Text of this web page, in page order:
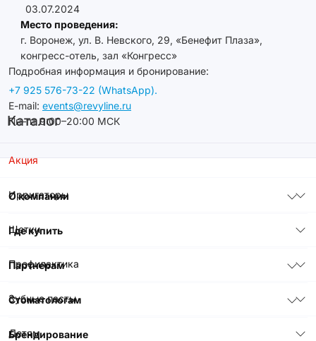
Каталог
Акция
Ирригаторы
Щетки
Профилактика
Зубные пасты
Детям
03.07.2024
Место проведения:
г. Воронеж, ул. В. Невского, 29, «Бенефит Плаза»,
конгресс-отель, зал «Конгресс»
Подробная информация и бронирование:
+7 925 576-73-22 (WhatsApp).
E-mail: events@revyline.ru
Пн–пт 9:00–20:00 МСК
О компании
Где купить
Партнерам
Стоматологам
Брендирование